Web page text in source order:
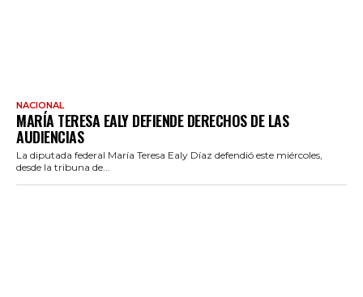
NACIONAL
MARÍA TERESA EALY DEFIENDE DERECHOS DE LAS
AUDIENCIAS
La diputada federal María Teresa Ealy Díaz defendió este miércoles,
desde la tribuna de...